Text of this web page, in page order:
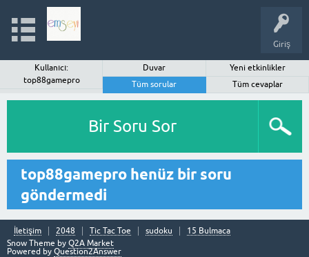
Giriş
Kullanıcı:
top88gamepro
Duvar
Yeni etkinlikler
Tüm sorular
Tüm cevaplar
Bir Soru Sor
top88gamepro henüz bir soru
göndermedi
İletişim 2048 Tic Tac Toe sudoku
15 Bulmaca
Snow Theme by Q2A Market
Powered by Question2Answer